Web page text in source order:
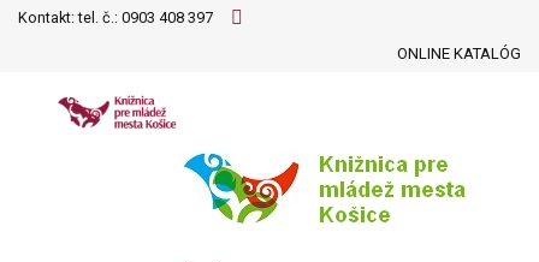
Kontakt: tel. č.: 0903 408 397
ONLINE KATALÓG